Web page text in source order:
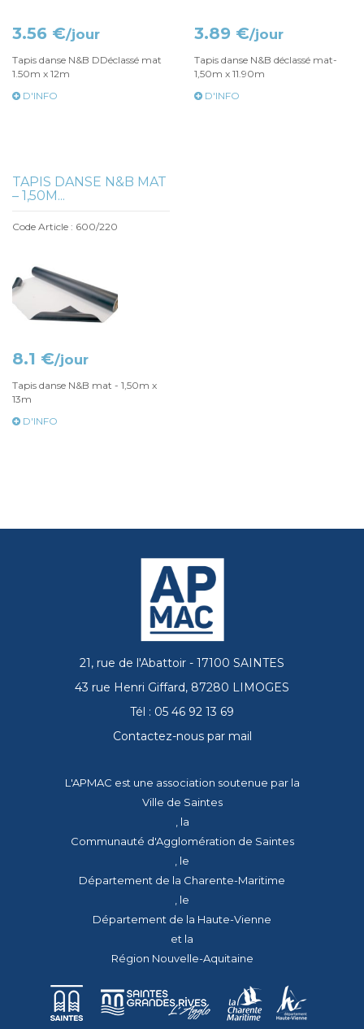
3.56 €/jour
Tapis danse N&B DDéclassé mat
1.50m x 12m
D'INFO
3.89 €/jour
Tapis danse N&B déclassé mat-
1,50m x 11.90m
D'INFO
TAPIS DANSE N&B MAT
– 1,50M...
Code Article : 600/220
8.1 €/jour
Tapis danse N&B mat - 1,50m x
13m
D'INFO
21, rue de l'Abattoir - 17100 SAINTES
43 rue Henri Giffard, 87280 LIMOGES
Tél : 05 46 92 13 69
Contactez-nous par mail
L'APMAC est une association soutenue par la
Ville de Saintes
, la
Communauté d'Agglomération de Saintes
, le
Département de la Charente-Maritime
, le
Département de la Haute-Vienne
et la
Région Nouvelle-Aquitaine